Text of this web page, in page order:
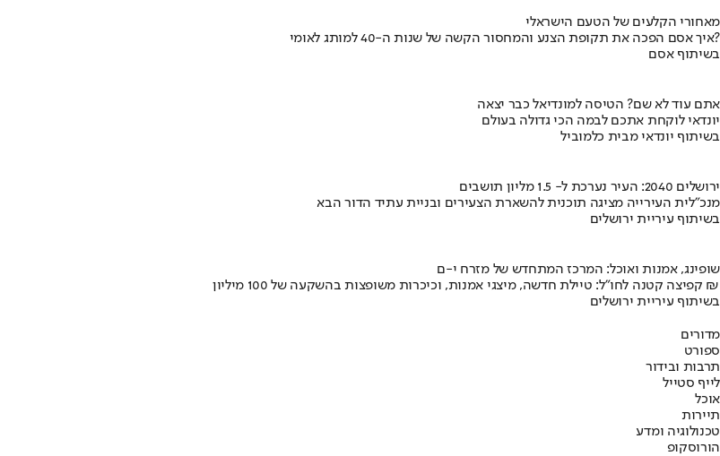
מאחורי הקלעים של הטעם הישראלי
איך אסם הפכה את תקופת הצנע והמחסור הקשה של שנות ה-40 למותג לאומי?
בשיתוף אסם
אתם עוד לא שם? הטיסה למונדיאל כבר יצאה
יונדאי לוקחת אתכם לבמה הכי גדולה בעולם
בשיתוף יונדאי מבית כלמוביל
ירושלים 2040: העיר נערכת ל- 1.5 מליון תושבים
מנכ"לית העירייה מציגה תוכנית להשארת הצעירים ובניית עתיד הדור הבא
בשיתוף עיריית ירושלים
שופינג, אמנות ואוכל: המרכז המתחדש של מזרח י-ם
קפיצה קטנה לחו"ל: טיילת חדשה, מיצגי אמנות, וכיכרות משופצות בהשקעה של 100 מיליון ₪
בשיתוף עיריית ירושלים
מדורים
ספורט
תרבות ובידור
לייף סטייל
אוכל
תיירות
טכנולוגיה ומדע
הורוסקופ